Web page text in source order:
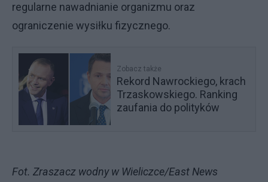
regularne nawadnianie organizmu oraz
ograniczenie wysiłku fizycznego.
Zobacz także
Rekord Nawrockiego, krach
Trzaskowskiego. Ranking
zaufania do polityków
Fot. Zraszacz wodny w Wieliczce/East News